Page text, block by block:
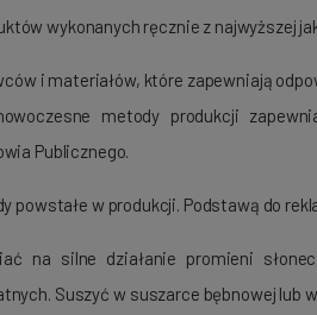
wykonanych ręcznie z najwyższej
i materiałów, które zapewniają
metody produkcji
Publicznego.
powstałe w produkcji. Podstawą do
na silne działanie promieni
Suszyć w suszarce bębnowej